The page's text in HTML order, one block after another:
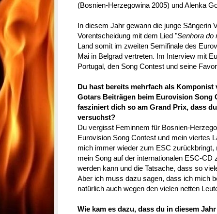
(Bosnien-Herzegowina 2005) und Alenka
In diesem Jahr gewann die junge Sängerin
Vorentscheidung mit dem Lied "Senhora do
Land somit im zweiten Semifinale des
Mai in Belgrad vertreten. Im Interview mit
Portugal, den Song Contest und seine
Du hast bereits mehrfach als Komponist
Gotars Beiträgen beim Eurovision Song
fasziniert dich so am Grand Prix, dass
versuchst?
Du vergisst Feminnem für Bosnien-
Eurovision Song Contest und mein viertes
mich immer wieder zum ESC
mein Song auf der internationalen ESC-CD
werden kann und die Tatsache, dass so
Aber ich muss dazu sagen, dass ich mich
natürlich auch wegen den vielen netten
Wie kam es dazu, dass du in diesem